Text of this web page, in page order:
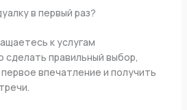
в первый раз?
к услугам
сделать правильный выбор,
впечатление и получить